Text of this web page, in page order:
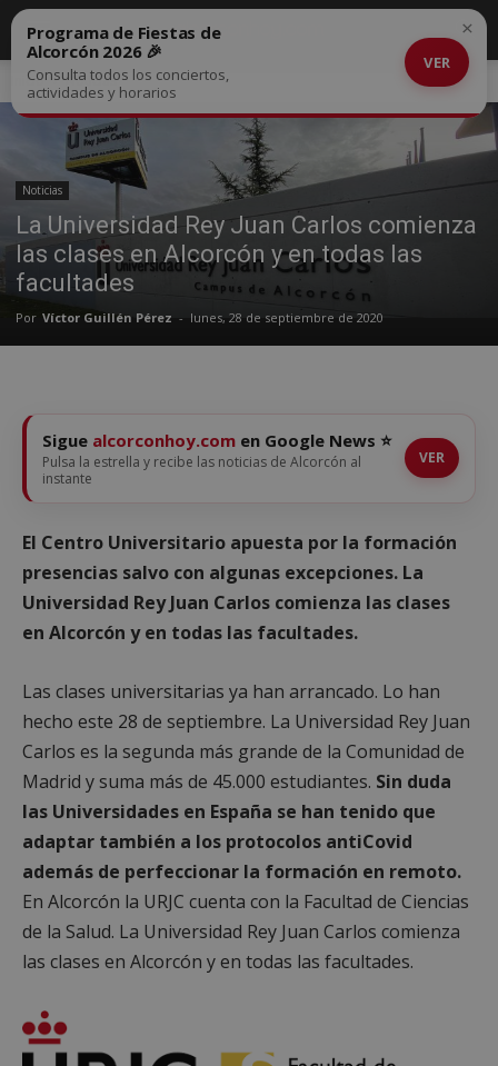
Inicio Noticias
Noticias
La Universidad Rey Juan Carlos comienza
las clases en Alcorcón y en todas las
facultades
Por Víctor Guillén Pérez - lunes, 28 de septiembre de 2020
Programa de Fiestas de
Alcorcón 2026 🎉
Consulta todos los conciertos,
actividades y horarios
VER
×
Sigue alcorconhoy.com en Google News ⭐
Pulsa la estrella y recibe las noticias de Alcorcón al
instante
VER
El Centro Universitario apuesta por la formación
presencias salvo con algunas excepciones. La
Universidad Rey Juan Carlos comienza las clases
en Alcorcón y en todas las facultades.
Las clases universitarias ya han arrancado. Lo han
hecho este 28 de septiembre. La Universidad Rey Juan
Carlos es la segunda más grande de la Comunidad de
Madrid y suma más de 45.000 estudiantes. Sin duda
las Universidades en España se han tenido que
adaptar también a los protocolos antiCovid
además de perfeccionar la formación en remoto.
En Alcorcón la URJC cuenta con la Facultad de Ciencias
de la Salud. La Universidad Rey Juan Carlos comienza
las clases en Alcorcón y en todas las facultades.